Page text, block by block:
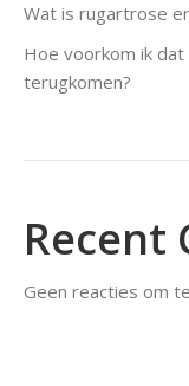
Wat is rugartrose
Hoe voorkom ik
terugkomen?
Recent
Geen reacties om